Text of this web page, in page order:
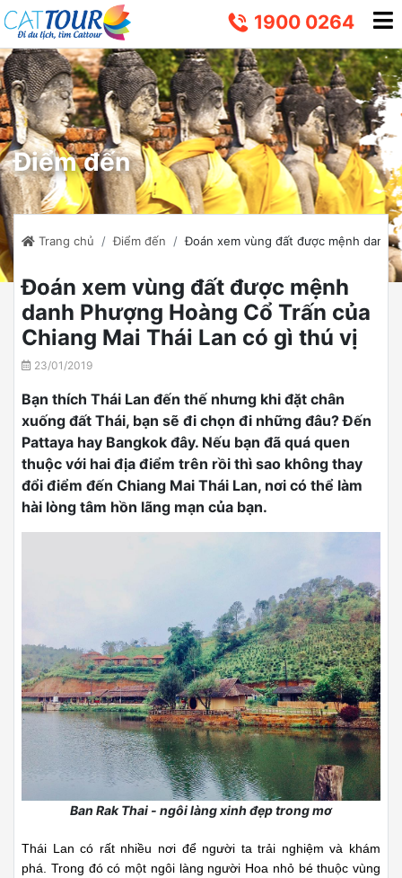
1900 0264
Điểm đến
Trang chủ Điểm đến Đoán xem vùng đất được mệnh danh
Đoán xem vùng đất được mệnh
danh Phượng Hoàng Cổ Trấn của
Chiang Mai Thái Lan có gì thú vị
23/01/2019
Bạn thích Thái Lan đến thế nhưng khi đặt chân
xuống đất Thái, bạn sẽ đi chọn đi những đâu? Đến
Pattaya hay Bangkok đây. Nếu bạn đã quá quen
thuộc với hai địa điểm trên rồi thì sao không thay
đổi điểm đến Chiang Mai Thái Lan, nơi có thể làm
hài lòng tâm hồn lãng mạn của bạn.
Ban Rak Thai - ngôi làng xinh đẹp trong mơ
Thái Lan có rất nhiều nơi để người ta trải nghiệm và khám
phá. Trong đó có một ngôi làng người Hoa nhỏ bé thuộc vùng